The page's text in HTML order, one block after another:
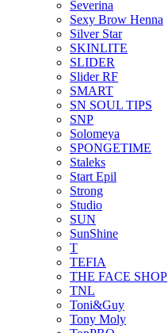
Severina
Sexy Brow Henna
Silver Star
SKINLITE
SLIDER
Slider RF
SMART
SN SOUL TIPS
SNP
Solomeya
SPONGETIME
Staleks
Start Epil
Strong
Studio
SUN
SunShine
T
TEFIA
THE FACE SHOP
TNL
Toni&Guy
Tony Moly